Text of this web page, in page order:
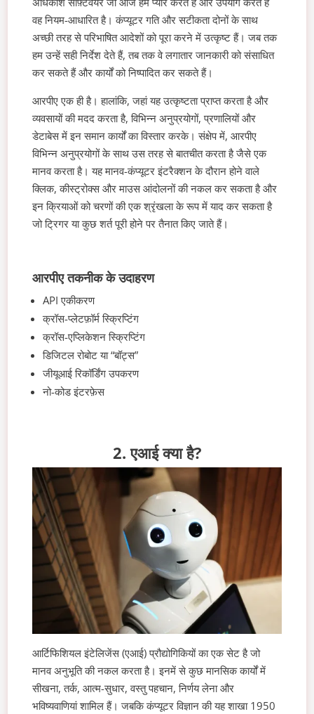
वह नियम-आधारित है। कंप्यूटर गति और सटीकता दोनों के साथ
अच्छी तरह से परिभाषित आदेशों को पूरा करने में उत्कृष्ट हैं। जब तक
हम उन्हें सही निर्देश देते हैं, तब तक वे लगातार जानकारी को संसाधित
कर सकते हैं और कार्यों को निष्पादित कर सकते हैं।
आरपीए एक ही है। हालांकि, जहां यह उत्कृष्टता प्राप्त करता है और
व्यवसायों की मदद करता है, विभिन्न अनुप्रयोगों, प्रणालियों और
डेटाबेस में इन समान कार्यों का विस्तार करके। संक्षेप में, आरपीए
विभिन्न अनुप्रयोगों के साथ उस तरह से बातचीत करता है जैसे एक
मानव करता है। यह मानव-कंप्यूटर इंटरैक्शन के दौरान होने वाले
क्लिक, कीस्ट्रोक्स और माउस आंदोलनों की नकल कर सकता है और
इन क्रियाओं को चरणों की एक श्रृंखला के रूप में याद कर सकता है
जो ट्रिगर या कुछ शर्त पूरी होने पर तैनात किए जाते हैं।
आरपीए तकनीक के उदाहरण
API एकीकरण
क्रॉस-प्लेटफ़ॉर्म स्क्रिप्टिंग
क्रॉस-एप्लिकेशन स्क्रिप्टिंग
डिजिटल रोबोट या “बॉट्स”
जीयूआई रिकॉर्डिंग उपकरण
नो-कोड इंटरफ़ेस
2. एआई क्या है?
आर्टिफिशियल इंटेलिजेंस (एआई) प्रौद्योगिकियों का एक सेट है जो
मानव अनुभूति की नकल करता है। इनमें से कुछ मानसिक कार्यों में
सीखना, तर्क, आत्म-सुधार, वस्तु पहचान, निर्णय लेना और
भविष्यवाणियां शामिल हैं। जबकि कंप्यूटर विज्ञान की यह शाखा 1950